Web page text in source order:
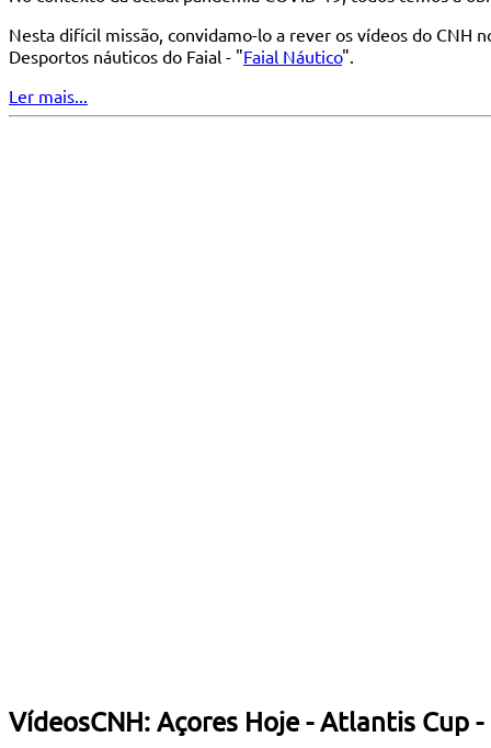
Nesta difícil missão, convidamo-lo a rever os vídeos do CNH
Desportos náuticos do Faial - "Faial Náutico".
Ler mais...
VídeosCNH: Açores Hoje - Atlantis Cup